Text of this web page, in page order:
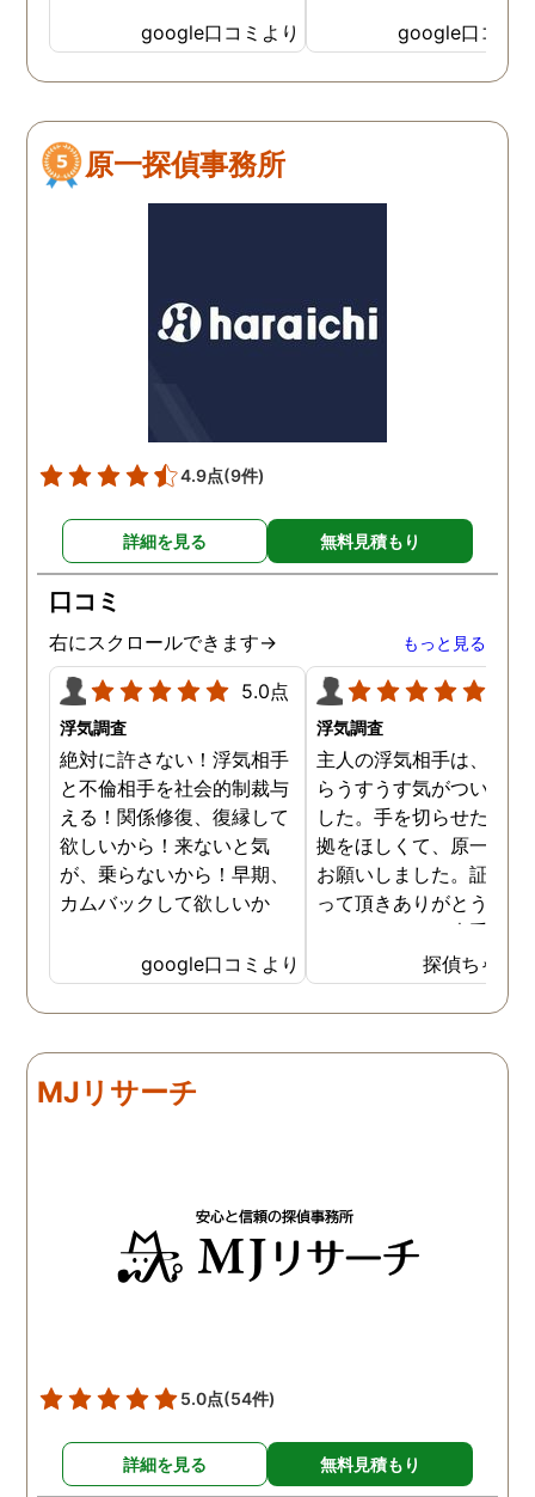
ると、何度か、私を心配し
てくださっていることが伝
わってくるLINEをいただき
みると、旭法さんの第一声
は、「奥さん、ちゃんと食
べれてますか？ちゃんと眠
とにしました。 旭法さん
は、何度も何度も私の相談
談もできなかった私を救っ
てくれたのは、紛れもなく
旭法さんです。 調査場所が
旭川市外の時もありました
が、長年の経験とプロの対
応力を持ってして、見事に
証拠を掴んでくれました。
調査内容も料金も納得。何
より、信頼できます。 私
に、一歩踏み出す勇気と戦
う力を与えてくれた旭法さ
んには感謝しています。
google口コミより google口コミ
原一探偵事務所
4.9点(9件)
詳細を見る 無料見積もり
口コミ
右にスクロールできます→ もっと見る
5.0点
浮気調査
絶対に許さない！浮気相手
と不倫相手を社会的制裁与
える！関係修復、復縁して
欲しいから！来ないと気
が、乗らないから！早期、
カムバックして欲しいか
google口コミより
浮気調査
主人の浮気相手は、以前
らうすうす気がついてい
した。手を切らせたくて
拠をほしくて、原一さん
お願いしました。証拠を
って頂きありがとうござ
ました。やはり大手の会
は違いますね。探偵ちゃん
MJリサーチ
5.0点(54件)
詳細を見る 無料見積もり